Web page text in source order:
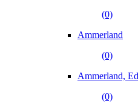
(0)
Ammerland
(0)
Ammerland,
(0)